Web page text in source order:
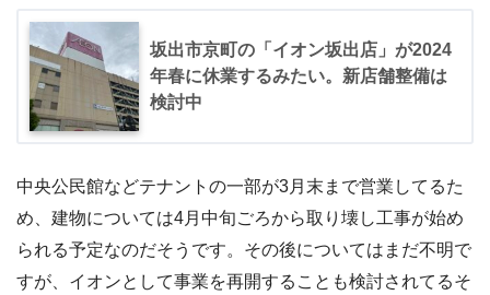
坂出市京町の「イオン坂出店」が2024
年春に休業するみたい。新店舗整備は
検討中
中央公民館などテナントの一部が3月末まで営業してるた
め、建物については4月中旬ごろから取り壊し工事が始め
られる予定なのだそうです。その後についてはまだ不明で
すが、イオンとして事業を再開することも検討されてるそ